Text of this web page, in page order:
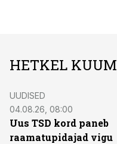
HETKEL KUUM
UUDISED
04.08.26, 08:00
Uus TSD kord paneb
raamatupidajad vigu